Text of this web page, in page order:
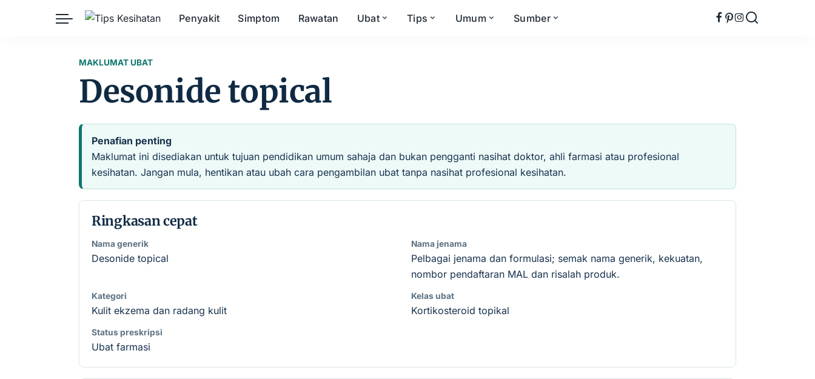
Penyakit Simptom Rawatan Ubat
Herba
Tips
Keibubapaan
Kehamilan
Kesihatan Mental
Nutrisi
Umum
Kesihatan Awam
Kesihatan Digital
Sains Sukan
Sumber
MAKLUMAT UBAT
Desonide topical
Penafian penting
Maklumat ini disediakan untuk tujuan pendidikan umum sahaja dan bukan pengganti nasihat doktor, ahli farmasi atau profesional
kesihatan. Jangan mula, hentikan atau ubah cara pengambilan ubat tanpa nasihat profesional kesihatan.
Ringkasan cepat
Nama generik
Desonide topical
Nama jenama
Pelbagai jenama dan formulasi; semak nama generik, kekuatan,
nombor pendaftaran MAL dan risalah produk.
Kategori
Kulit ekzema dan radang kulit
Kelas ubat
Kortikosteroid topikal
Status preskripsi
Ubat farmasi